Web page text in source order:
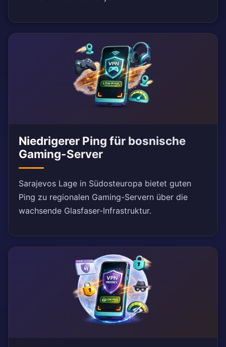
Niedrigerer Ping für bosnische
Gaming-Server
Sarajevos Lage in Südosteuropa bietet guten
Ping zu regionalen Gaming-Servern über die
wachsende Glasfaser-Infrastruktur.